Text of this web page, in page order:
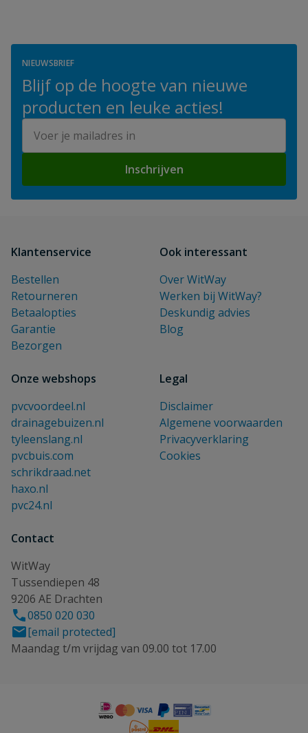
NIEUWSBRIEF
Blijf op de hoogte van nieuwe
producten en leuke acties!
Inschrijven
Klantenservice
Bestellen
Retourneren
Betaalopties
Garantie
Bezorgen
Ook interessant
Over WitWay
Werken bij WitWay?
Deskundig advies
Blog
Onze webshops
pvcvoordeel.nl
drainagebuizen.nl
tyleenslang.nl
pvcbuis.com
schrikdraad.net
haxo.nl
pvc24.nl
Legal
Disclaimer
Algemene voorwaarden
Privacyverklaring
Cookies
Contact
WitWay
Tussendiepen 48
9206 AE Drachten
0850 020 030
[email protected]
Maandag t/m vrijdag van 09.00 tot 17.00